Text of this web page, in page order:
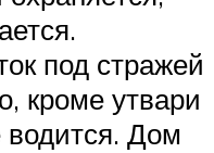
под стражей
кроме утвари
Дом